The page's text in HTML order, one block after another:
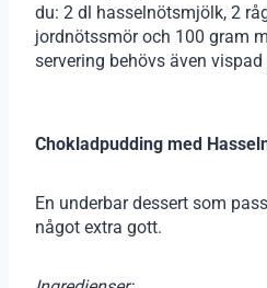
du: 2 dl hasselnötsmjölk, 2
jordnötssmör och 100 gram
servering behövs även
Chokladpudding med
En underbar dessert som
något extra gott.